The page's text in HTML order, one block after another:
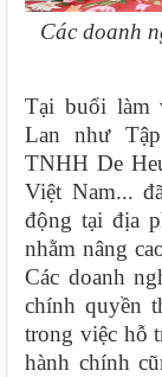
Các doanh
Tại buổi làm
Lan như
TNHH De
Việt Nam...
động tại địa
nhằm nâng
Các doanh
chính quyền
trong việc hỗ
hành chính